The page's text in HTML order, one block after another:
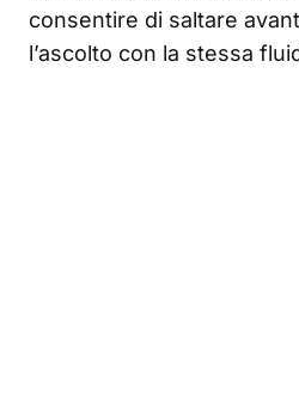
consentire di saltare
l’ascolto con la stessa